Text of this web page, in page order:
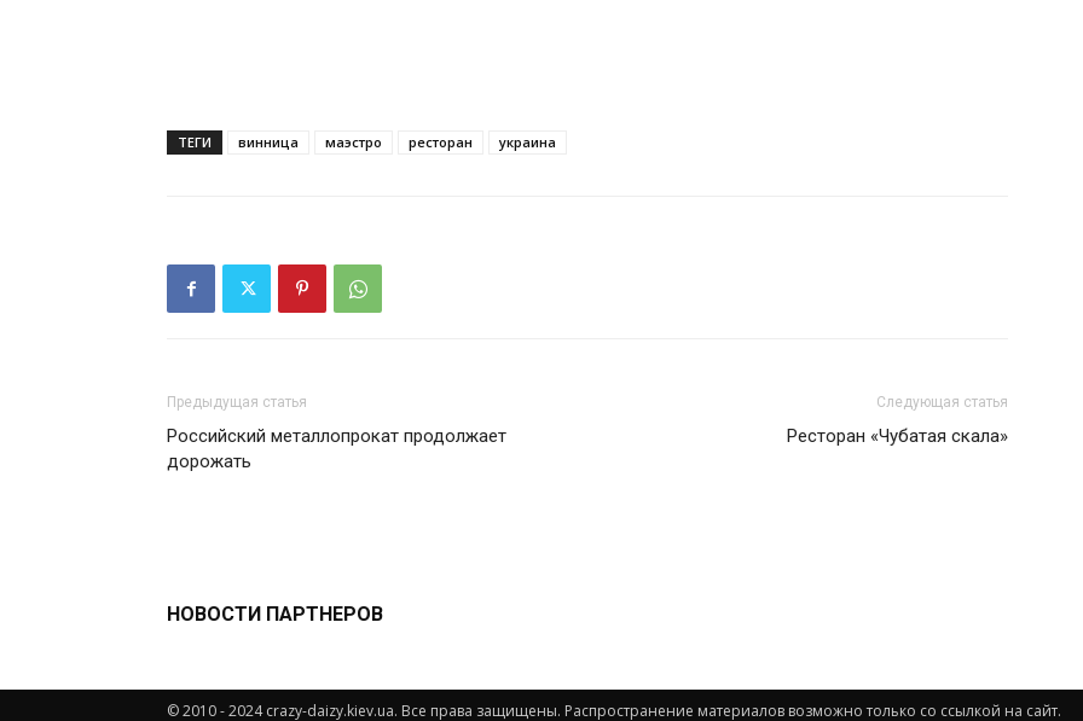
ТЕГИ винница маэстро ресторан украина
Предыдущая статья
Российский металлопрокат продолжает
дорожать
Следующая статья
Ресторан «Чубатая скала»
НОВОСТИ ПАРТНЕРОВ
© 2010 - 2024 crazy-daizy.kiev.ua. Все права защищены. Распространение материалов возможно только со ссылкой на сайт.